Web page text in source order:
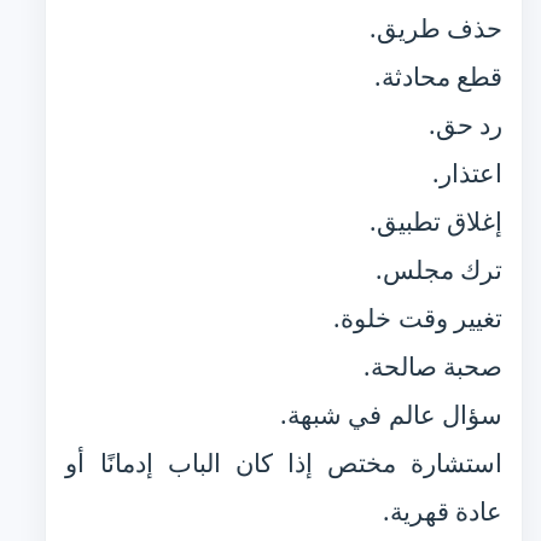
حذف طريق.
قطع محادثة.
رد حق.
اعتذار.
إغلاق تطبيق.
ترك مجلس.
تغيير وقت خلوة.
صحبة صالحة.
سؤال عالم في شبهة.
استشارة مختص إذا كان الباب إدمانًا أو
عادة قهرية.